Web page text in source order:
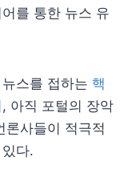
를 통한 뉴스 유
스를 접하는 핵
, 아직 포털의 장악
론사들이 적극적
다.